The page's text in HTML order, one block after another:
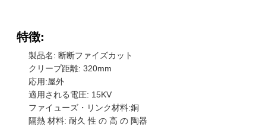
特徴:
製品名: 断断ファイズカット
クリープ距離: 320mm
応用:屋外
適用される電圧: 15KV
ファイューズ・リンク材料:銅
隔熱 材料: 耐久 性 の 高 の 陶器